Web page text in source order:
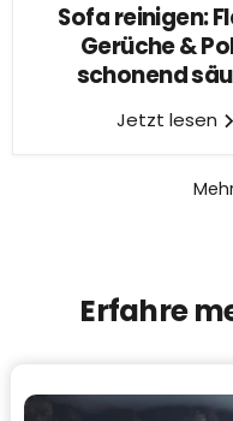
Sofa reinigen:
Gerüche &
schonend
Jetzt lesen
Erfahre